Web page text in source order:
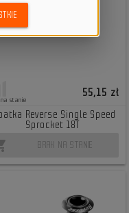
stanie
55,15 zł
Reverse Single Speed
Sprocket 18T
BRAK NA STANIE